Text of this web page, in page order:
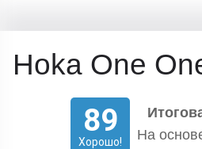
Hoka One
89
Хорошо!
На